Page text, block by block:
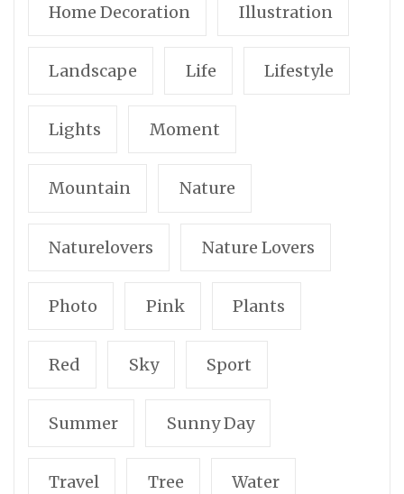
Home Decoration Illustration
Landscape Life Lifestyle
Lights Moment
Mountain Nature
Naturelovers Nature Lovers
Photo Pink Plants
Red Sky Sport
Summer Sunny Day
Travel Tree Water